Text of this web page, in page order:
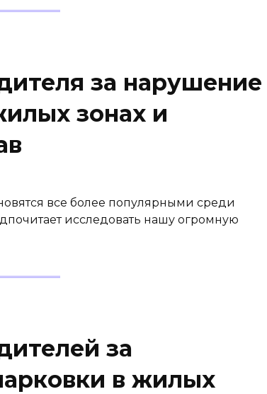
за нарушение
зонах и
все более популярными среди
исследовать нашу огромную
за
в жилых